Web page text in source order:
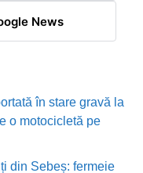
News
în stare gravă la
o motocicletă pe
din Sebeș: fermeie